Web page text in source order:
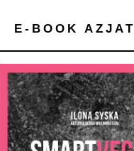
E-BOOK